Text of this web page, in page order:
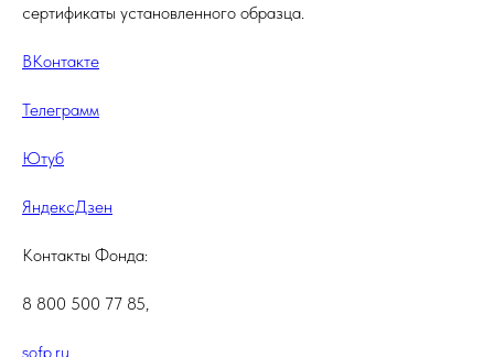
сертификаты установленного образца.
ВКонтакте
Телеграмм
Ютуб
ЯндексДзен
Контакты Фонда:
8 800 500 77 85,
sofp.ru